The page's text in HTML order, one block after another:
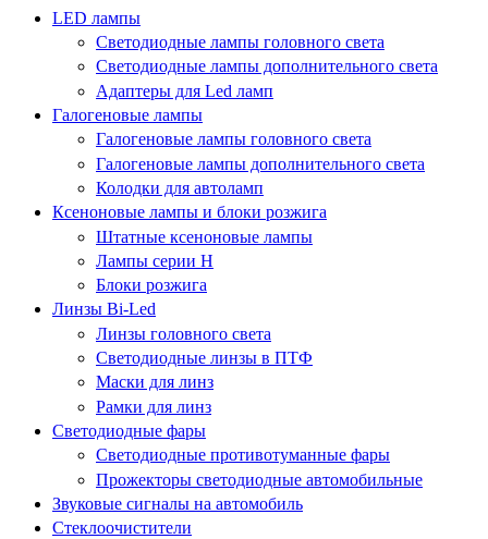
LED лампы
Светодиодные лампы головного света
Светодиодные лампы дополнительного света
Адаптеры для Led ламп
Галогеновые лампы
Галогеновые лампы головного света
Галогеновые лампы дополнительного света
Колодки для автоламп
Ксеноновые лампы и блоки розжига
Штатные ксеноновые лампы
Лампы серии Н
Блоки розжига
Линзы Bi-Led
Линзы головного света
Светодиодные линзы в ПТФ
Маски для линз
Рамки для линз
Светодиодные фары
Светодиодные противотуманные фары
Прожекторы светодиодные автомобильные
Звуковые сигналы на автомобиль
Стеклоочистители